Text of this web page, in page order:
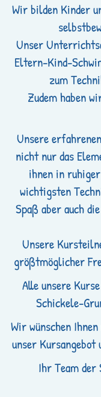
Wir bilden Kinder
Unser
Eltern-Kind-
zum
Zudem haben
Unsere
nicht nur das
ihnen in
wichtigsten
Spaß aber auch
Unsere
größtmöglicher
Alle unsere
Schickele-
Wir wünschen
unser Kursangebot
Ihr Team der